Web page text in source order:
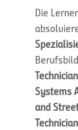
Die
Systems
and
Technician